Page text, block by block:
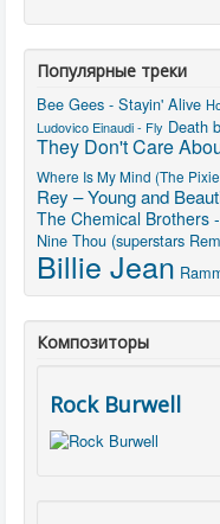
Популярные треки
Bee Gees - Stayin' Alive
Ludovico Einaudi - Fly Death
They Don't Care
Where Is My Mind (The
Rey – Young and
The Chemical Brothers
Nine Thou (superstars
Billie Jean
Композиторы
Rock Burwell